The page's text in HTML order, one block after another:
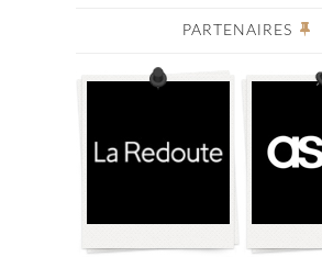
PARTENAIRES